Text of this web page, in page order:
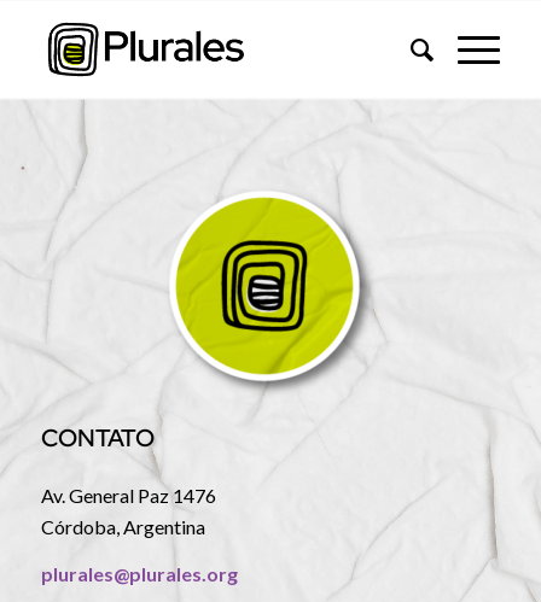
CONTATO
Av. General Paz 1476
Córdoba, Argentina
plurales@plurales.org